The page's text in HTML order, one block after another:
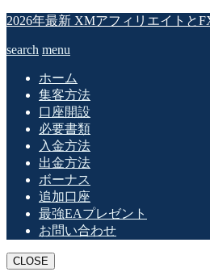
2026年最新 XMアフィリエイトと
search menu
ホーム
集客方法
口座開設
必要書類
入金方法
出金方法
ボーナス
追加口座
最強EAプレゼント
お問い合わせ
CLOSE